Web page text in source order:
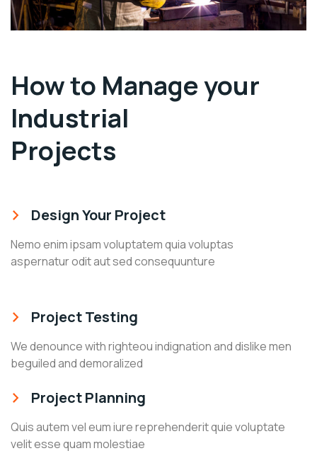
How to Manage your
Industrial
Projects
Design Your Project
Nemo enim ipsam voluptatem quia voluptas
aspernatur odit aut sed consequunture
Project Testing
We denounce with righteou indignation and dislike men
beguiled and demoralized
Project Planning
Quis autem vel eum iure reprehenderit quie voluptate
velit esse quam molestiae